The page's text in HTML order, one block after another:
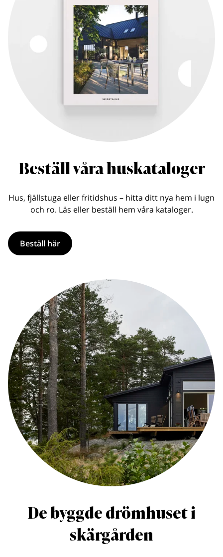
Beställ våra huskataloger
Hus, fjällstuga eller fritidshus – hitta ditt nya hem i lugn
och ro. Läs eller beställ hem våra kataloger.
Beställ här
De byggde drömhuset i
skärgården